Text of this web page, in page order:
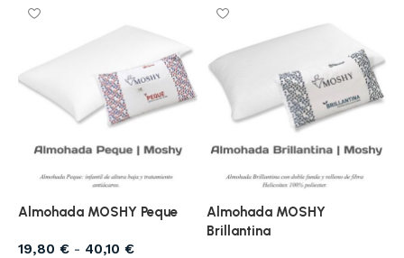
Almohada MOSHY Peque
19,80 € - 40,10 €
Almohada MOSHY
Brillantina